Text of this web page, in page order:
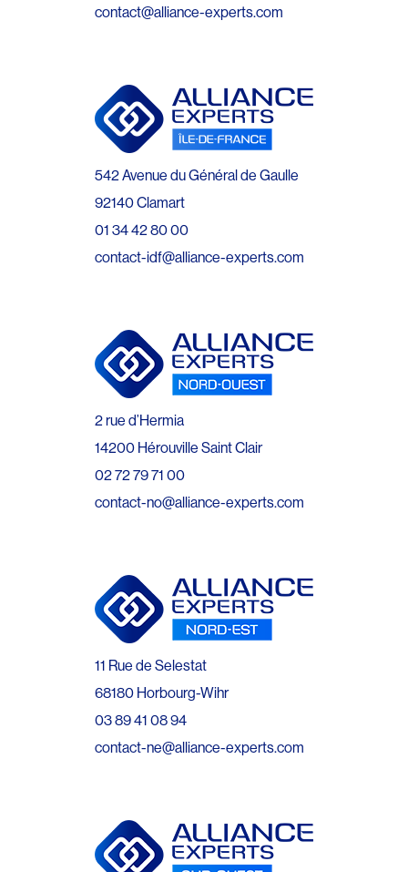
contact@alliance-experts.com
542 Avenue du Général de Gaulle
92140 Clamart
01 34 42 80 00
contact-idf@alliance-experts.com
2 rue d’Hermia
14200 Hérouville Saint Clair
02 72 79 71 00
contact-no@alliance-experts.com
11 Rue de Selestat
68180 Horbourg-Wihr
03 89 41 08 94
contact-ne@alliance-experts.com